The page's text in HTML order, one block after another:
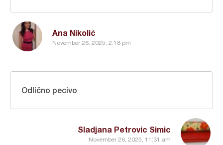
Ana Nikolić
November 26, 2025, 2:18 pm
Sladjana Petrovic Simic
November 26, 2025, 11:31 am
Odlično pecivo